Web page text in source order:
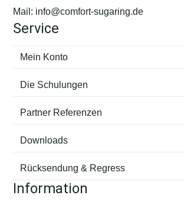
Mail: info@comfort-sugaring.de
Service
Mein Konto
Die Schulungen
Partner Referenzen
Downloads
Rücksendung & Regress
Information